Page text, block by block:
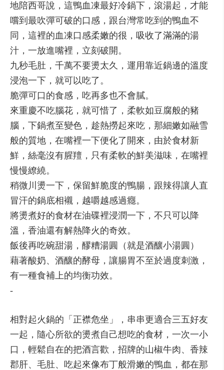
地陪西哥說，這鴨血凍最好冷鍋下，滾湯起，才能
嚐到最吹彈可破的口感，跟台灣常吃到的鴨血不
同，這裡的血凍口感柔嫩的很，吸收了滿滿的湯
汁，一放進嘴裡，立刻破開。
九秒毛肚，千萬不要燙太久，運用靠近鍋邊的溫度
浸泡一下，就可以吃了。
脆彈可口的食感，吃再多也不會膩。
來重慶不吃腦花，就可惜了，柔軟如豆腐般的豬
腦，下鍋煮至變色，趁熱撈起來吃，那細嫩如融雪
般的質地，在嘴裡一下便化了開來，由於食材新
鮮，絲毫沒有腥羶，只有柔軟的鮮美滋味，在嘴裡
慢慢繚繞。
稍微川燙一下，保留鮮脆度的鴨腸，跟辣得讓人直
冒汗的鍋底相襯，越嚼越感過癮。
將燙煮好的食材在油碟裡浸潤一下，不只可以降
溫，香油還有解熱降火的奇效。
飯後再吃碗甜湯，醪糟湯圓（就是酒釀小湯圓）
藉著酸奶、酒釀的酵母，讓腸胃不至於過度刺激，
有一種食補上的均衡功效。
-
相對起火鍋的「正襟危坐」，串串更適合三五好友
一起，隨心所欲的燙煮自己想吃的食材，一次一小
口，輕鬆自在的把酒言歡，招牌的山椒牛肉、香辣
郡肝、毛肚、吃起來像布丁般滑嫩的鴨血，都在那